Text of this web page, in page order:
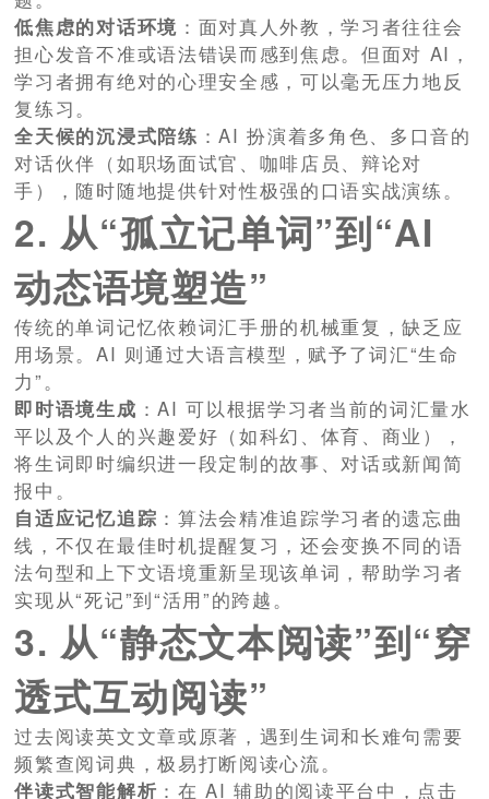
低焦虑的对话环境 ：面对真人外教，学习者往往会
担心发音不准或语法错误而感到焦虑。但面对 AI，
学习者拥有绝对的心理安全感，可以毫无压力地反
复练习。
全天候的沉浸式陪练 ：AI 扮演着多角色、多口音的
对话伙伴（如职场面试官、咖啡店员、辩论对
手），随时随地提供针对性极强的口语实战演练。
2. 从“孤立记单词”到“AI
动态语境塑造”
传统的单词记忆依赖词汇手册的机械重复，缺乏应
用场景。AI 则通过大语言模型，赋予了词汇“生命
力”。
即时语境生成 ：AI 可以根据学习者当前的词汇量水
平以及个人的兴趣爱好（如科幻、体育、商业），
将生词即时编织进一段定制的故事、对话或新闻简
报中。
自适应记忆追踪 ：算法会精准追踪学习者的遗忘曲
线，不仅在最佳时机提醒复习，还会变换不同的语
法句型和上下文语境重新呈现该单词，帮助学习者
实现从“死记”到“活用”的跨越。
3. 从“静态文本阅读”到“穿
透式互动阅读”
过去阅读英文文章或原著，遇到生词和长难句需要
频繁查阅词典，极易打断阅读心流。
伴读式智能解析 ：在 AI 辅助的阅读平台中，点击